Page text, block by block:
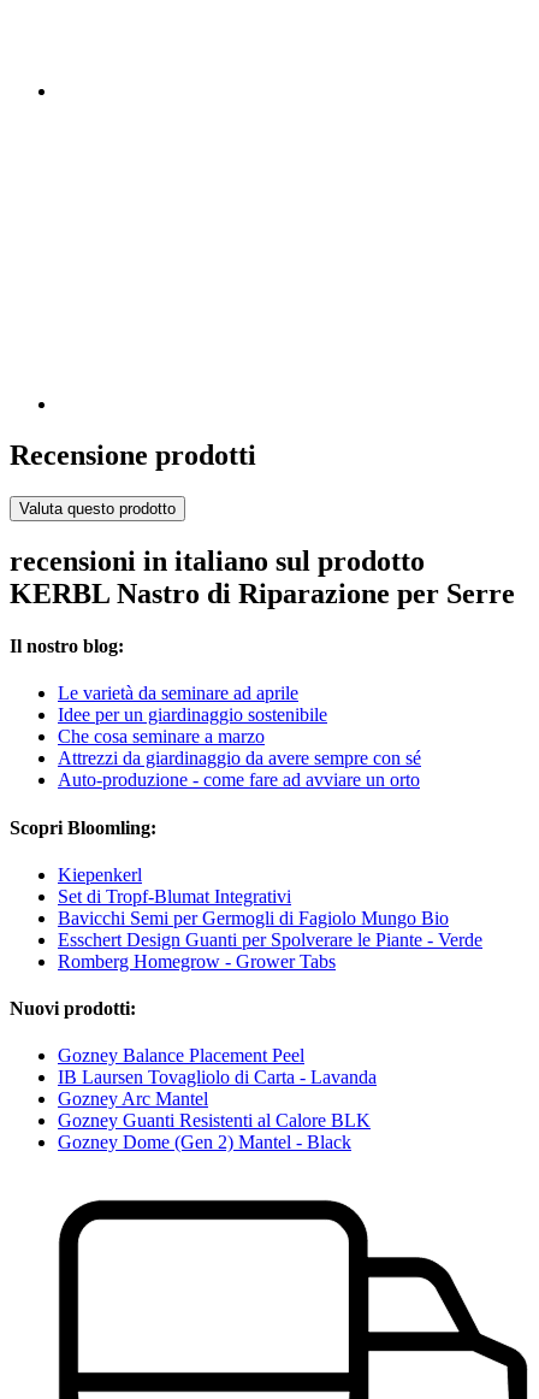
Recensione prodotti
Valuta questo prodotto
recensioni in italiano sul prodotto
KERBL Nastro di Riparazione per Serre
Il nostro blog:
Le varietà da seminare ad aprile
Idee per un giardinaggio sostenibile
Che cosa seminare a marzo
Attrezzi da giardinaggio da avere sempre con sé
Auto-produzione - come fare ad avviare un orto
Scopri Bloomling:
Kiepenkerl
Set di Tropf-Blumat Integrativi
Bavicchi Semi per Germogli di Fagiolo Mungo Bio
Esschert Design Guanti per Spolverare le Piante - Verde
Romberg Homegrow - Grower Tabs
Nuovi prodotti:
Gozney Balance Placement Peel
IB Laursen Tovagliolo di Carta - Lavanda
Gozney Arc Mantel
Gozney Guanti Resistenti al Calore BLK
Gozney Dome (Gen 2) Mantel - Black